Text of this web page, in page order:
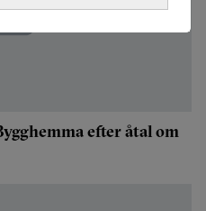
efter åtal om